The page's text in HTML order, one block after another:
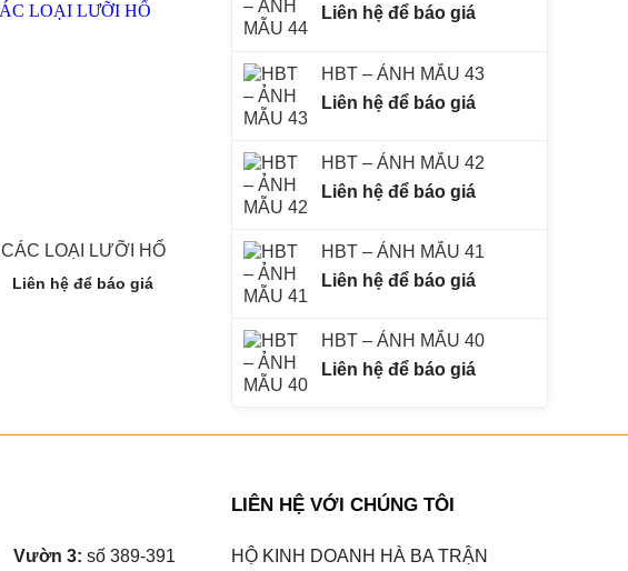
Liên hệ để báo giá
HBT – ẢNH MẪU 43
Liên hệ để báo giá
HBT – ẢNH MẪU 42
Liên hệ để báo giá
HBT – ẢNH MẪU 41
Liên hệ để báo giá
HBT – ẢNH MẪU 40
Liên hệ để báo giá
CÁC LOẠI LƯỠI HỔ
Liên hệ để báo giá
CÂY CỌ NHẬT
Liên hệ để báo giá
Vườn 3: số 389-391
LIÊN HỆ VỚI CHÚNG TÔI
HỘ KINH DOANH HÀ BA TRẬN